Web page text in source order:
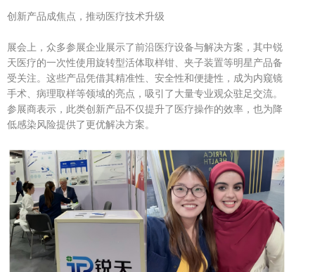
创新产品成焦点，推动医疗技术升级
展会上，众多参展企业展示了前沿医疗设备与解决方案，其中锐
天医疗的一次性使用旋转型活体取样钳 、夹子装置等明星产品备
受关注。这些产品凭借其精准性、安全性和便捷性，成为内窥镜
手术、病理取样等领域的亮点，吸引了大量专业观众驻足交流。
参展商表示，此类创新产品不仅提升了医疗操作的效率，也为降
低感染风险提供了更优解决方案。